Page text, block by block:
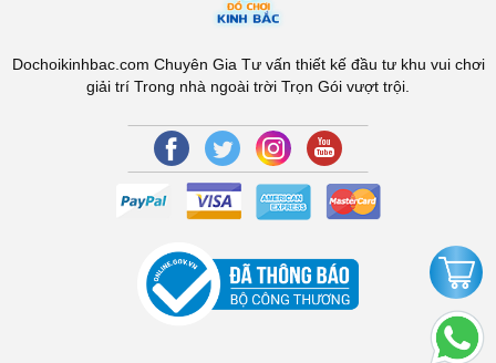
Dochoikinhbac.com Chuyên Gia Tư vấn thiết kế đầu tư khu vui chơi
giải trí Trong nhà ngoài trời Trọn Gói vượt trội.